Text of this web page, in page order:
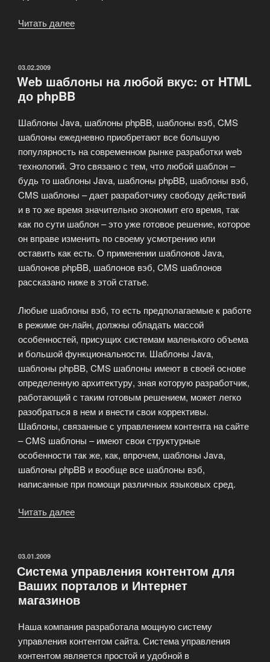
Читать далее
HTML
качественные
PHP»
ОПУБЛИКОВАНО
03.02.2009
Web шаблоны на любой вкус: от HTML
до phpBB
Шаблоны Java, шаблоны phpBB, шаблоны вэб, CMS
шаблоны ежедневно приобретают все большую
популярность на современном рынке разработки web
технологий. Это связано с тем, что любой шаблон –
будь то шаблоны Java, шаблоны phpBB, шаблоны вэб,
CMS шаблоны – дает разработчику свободу действий
и в то же время значительно экономит его время, так
как по сути шаблон – это уже готовое решение, которое
он вправе изменить по своему усмотрению или
оставить как есть. О применении шаблонов Java,
шаблонов phpBB, шаблонов вэб, CMS шаблонов
рассказано ниже в этой статье.
Любые шаблоны вэб, то есть предполагаемые к работе
в режиме он-лайн, должны обладать массой
особенностей, присущих системам маленького объема
и большой функциональности. Шаблоны Java,
шаблоны phpBB, CMS шаблоны имеют в своей основе
определенную архитектуру, зная которую разработчик,
работающий с таким готовым решением, может легко
разобраться в нем и внести свои коррективы.
Шаблоны, связанные с управлением контента на сайте
– CMS шаблоны – имеют свои структурные
особенности так же, как, впрочем, шаблоны Java,
шаблоны phpBB и вообще все шаблоны вэб,
написанные при помощи различных языковых сред.
Читать далее
вкус:
от
HTML
phpBB»
ОПУБЛИКОВАНО
03.01.2009
Система управления контентом для
Ваших порталов и Интернет
магазинов
Наша компания разработала мощную систему
управления контентом сайта. Система управления
контентом является простой и удобной в